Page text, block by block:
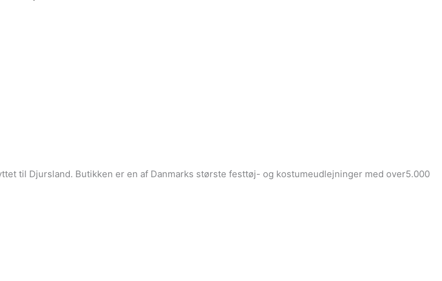
til Djursland. Butikken er en af Danmarks største festtøj- og kostumeudlejninger med over5.000